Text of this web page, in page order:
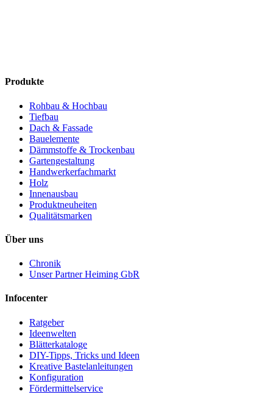
Produkte
Rohbau & Hochbau
Tiefbau
Dach & Fassade
Bauelemente
Dämmstoffe & Trockenbau
Gartengestaltung
Handwerkerfachmarkt
Holz
Innenausbau
Produktneuheiten
Qualitätsmarken
Über uns
Chronik
Unser Partner Heiming GbR
Infocenter
Ratgeber
Ideenwelten
Blätterkataloge
DIY-Tipps, Tricks und Ideen
Kreative Bastelanleitungen
Konfiguration
Fördermittelservice